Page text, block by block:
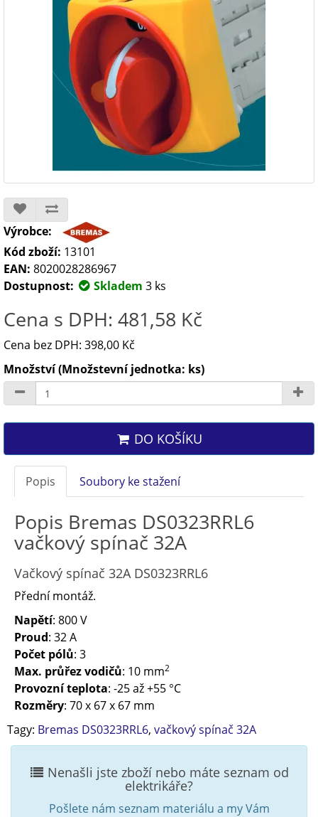
Výrobce:
Kód zboží: 13101
EAN: 8020028286967
Dostupnost:
Skladem 3 ks
Cena s DPH: 481,58 Kč
Cena bez DPH: 398,00 Kč
Množství (Množstevní jednotka: ks)
DO KOŠÍKU
Popis Soubory ke stažení
Popis Bremas DS0323RRL6
vačkový spínač 32A
Vačkový spínač 32A DS0323RRL6
Přední montáž.
Napětí: 800 V
Proud: 32 A
Počet pólů: 3
Max. průřez vodičů: 10 mm2
Provozní teplota: -25 až +55 °C
Rozměry: 70 x 67 x 67 mm
Tagy: Bremas DS0323RRL6, vačkový spínač 32A
Nenašli jste zboží nebo máte seznam od
elektrikáře?
Pošlete nám seznam materiálu a my Vám